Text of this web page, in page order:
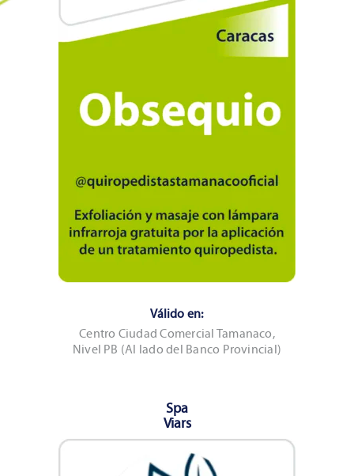
Válido en:
Centro Ciudad Comercial Tamanaco,
Nivel PB (Al lado del Banco Provincial)
Spa
Viars